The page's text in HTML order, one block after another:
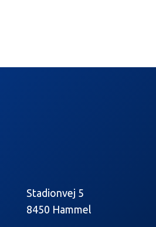
Stadionvej 5
8450 Hammel